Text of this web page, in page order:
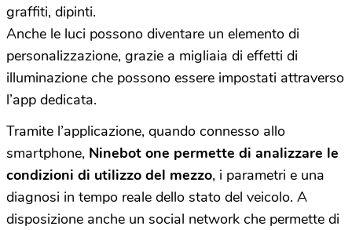
graffiti, dipinti.
Anche le luci possono diventare un elemento di
personalizzazione, grazie a migliaia di effetti di
illuminazione che possono essere impostati attraverso
l’app dedicata.
Tramite l’applicazione, quando connesso allo
smartphone, Ninebot one permette di analizzare le
condizioni di utilizzo del mezzo, i parametri e una
diagnosi in tempo reale dello stato del veicolo. A
disposizione anche un social network che permette di